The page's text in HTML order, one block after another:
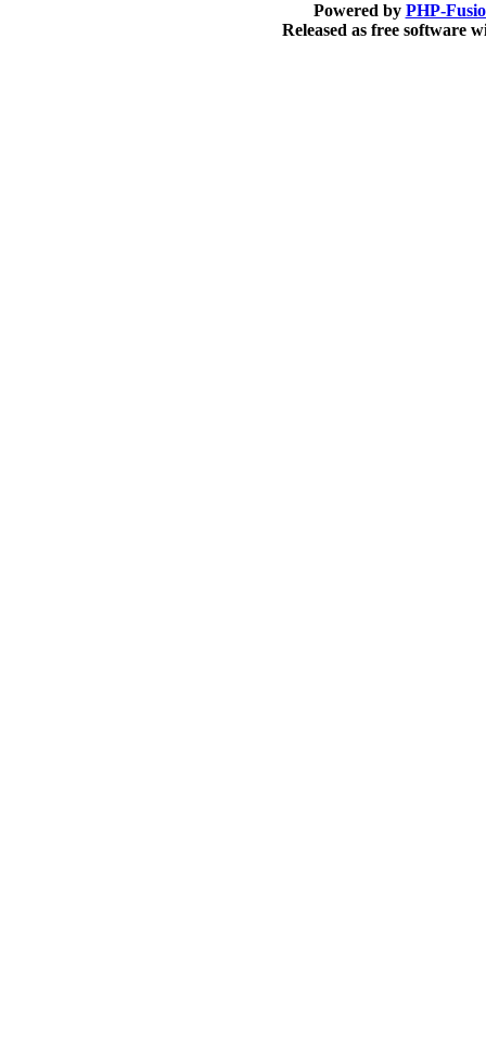
Powered by PHP-
Released as free software